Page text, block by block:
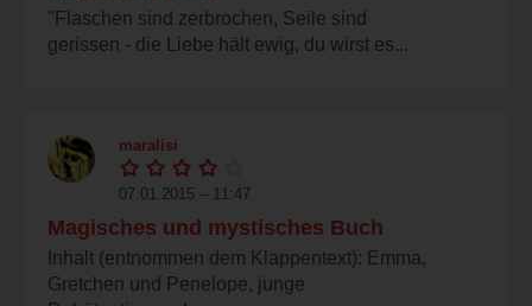
"Flaschen sind zerbrochen, Seile sind
gerissen - die Liebe hält ewig, du wirst es...
maralisi
07.01.2015 – 11:47
Magisches und mystisches Buch
Inhalt (entnommen dem Klappentext): Emma,
Gretchen und Penelope, junge